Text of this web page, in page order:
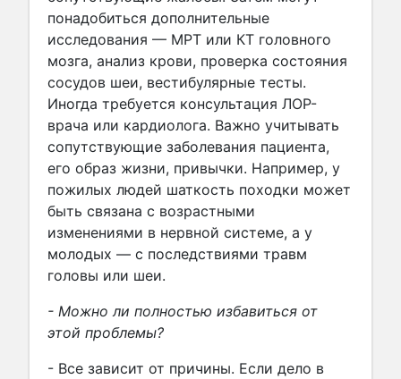
понадобиться дополнительные
исследования — МРТ или КТ головного
мозга, анализ крови, проверка состояния
сосудов шеи, вестибулярные тесты.
Иногда требуется консультация ЛОР-
врача или кардиолога. Важно учитывать
сопутствующие заболевания пациента,
его образ жизни, привычки. Например, у
пожилых людей шаткость походки может
быть связана с возрастными
изменениями в нервной системе, а у
молодых — с последствиями травм
головы или шеи.
- Можно ли полностью избавиться от
этой проблемы?
- Все зависит от причины. Если дело в